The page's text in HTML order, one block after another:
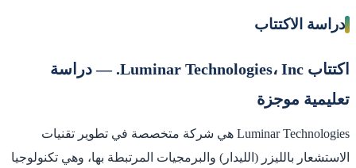
دراسة الاكتتاب
اكتتاب Luminar Technologies، Inc. — دراسة
تعليمية موجزة
Luminar Technologies هي شركة متخصصة في تطوير تقنيات
الاستشعار بالليزر (الليدار) والبرمجيات المرتبطة بها، وهي تكنولوجيا